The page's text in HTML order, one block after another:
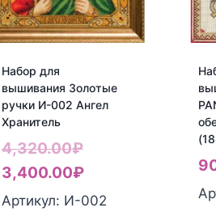
Набор для
вышивания Золотые
ручки И-002 Ангел
Хранитель
4,320.00₽Первоначальная
цена
составляла
3,400.00₽Текущая
цена:
Артикул: И-002